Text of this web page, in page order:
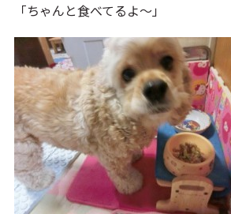
「ちゃんと食べてるよ～」